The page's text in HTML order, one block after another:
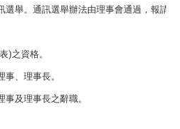
選舉。通訊選舉辦法由理事會通過，報請
)之資格。
事、理事長。
及理事長之辭職。